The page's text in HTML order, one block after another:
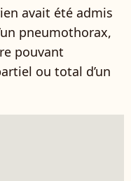
avait été admis
pneumothorax,
pouvant
ou total d’un